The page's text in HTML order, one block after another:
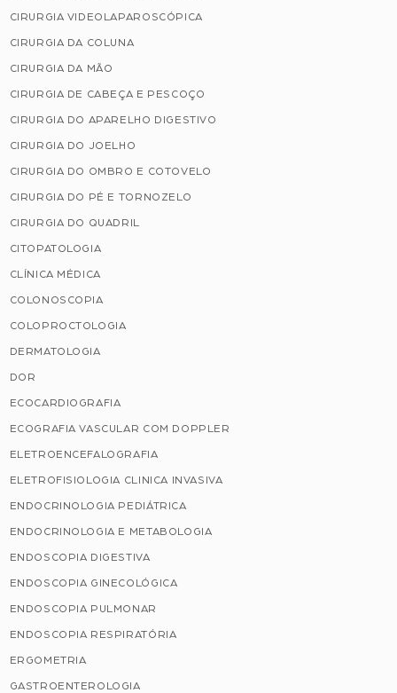
CIRURGIA VIDEOLAPAROSCÓPICA
CIRURGIA DA COLUNA
CIRURGIA DA MÃO
CIRURGIA DE CABEÇA E PESCOÇO
CIRURGIA DO APARELHO DIGESTIVO
CIRURGIA DO JOELHO
CIRURGIA DO OMBRO E COTOVELO
CIRURGIA DO PÉ E TORNOZELO
CIRURGIA DO QUADRIL
CITOPATOLOGIA
CLÍNICA MÉDICA
COLONOSCOPIA
COLOPROCTOLOGIA
DERMATOLOGIA
DOR
ECOCARDIOGRAFIA
ECOGRAFIA VASCULAR COM DOPPLER
ELETROENCEFALOGRAFIA
ELETROFISIOLOGIA CLINICA INVASIVA
ENDOCRINOLOGIA PEDIÁTRICA
ENDOCRINOLOGIA E METABOLOGIA
ENDOSCOPIA DIGESTIVA
ENDOSCOPIA GINECOLÓGICA
ENDOSCOPIA PULMONAR
ENDOSCOPIA RESPIRATÓRIA
ERGOMETRIA
GASTROENTEROLOGIA